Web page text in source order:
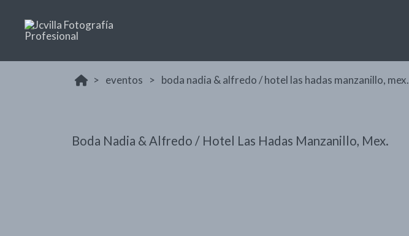
eventos boda nadia & alfredo / hotel las hadas manzanillo, mex.
Boda Nadia & Alfredo / Hotel Las Hadas Manzanillo, Mex.